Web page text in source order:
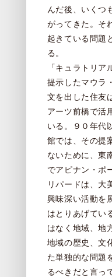
んだ後、いくつ
がってきた。そ
起きている問題
る。
「キュラトリ
提示したマウラ
文を出した住友
アーツ前橋で活
いる。９０年代
館では、その提
ないために、東
でアピナン・ポ
リパードは、大
興味深い活動を
はとりあげてい
はなく地域、地
地域の歴史、文
た単独的な問題
るべきだと言っ